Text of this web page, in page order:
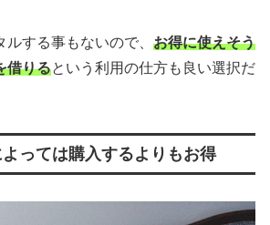
する事もないので、 お得に使えそう
借りるという利用の仕方も良い選択だ
っては購入するよりもお得